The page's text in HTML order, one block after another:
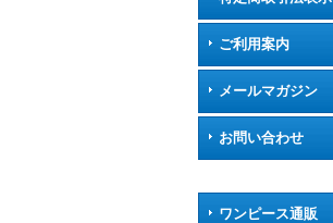
ご利用案内
メールマガジン
お問い合わせ
ワンピース通販